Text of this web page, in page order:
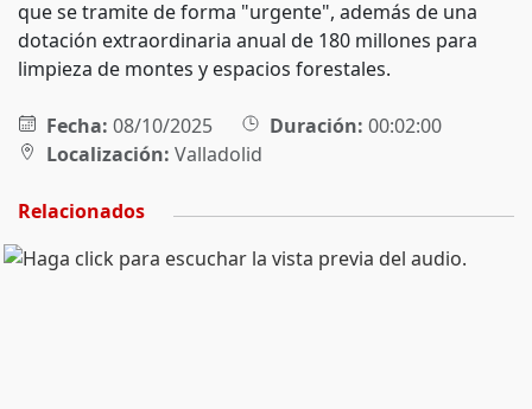
que se tramite de forma "urgente", además de una
dotación extraordinaria anual de 180 millones para
limpieza de montes y espacios forestales.
Fecha: 08/10/2025 Duración: 00:02:00
Localización: Valladolid
Relacionados